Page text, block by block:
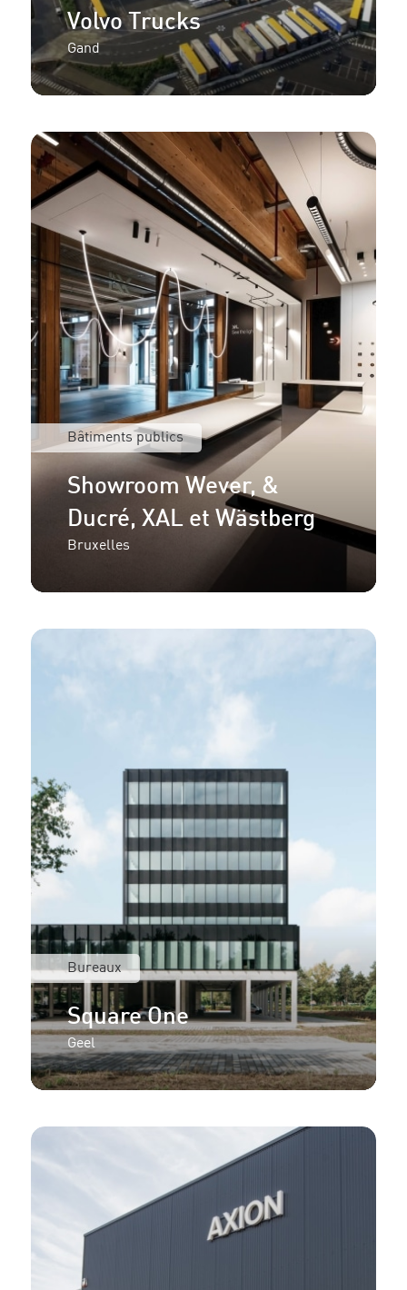
Volvo Trucks
Gand
Bâtiments publics
Showroom Wever, &
Ducré, XAL et Wästberg
Bruxelles
Bureaux
Square One
Geel